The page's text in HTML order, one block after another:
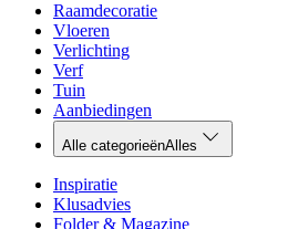
Raamdecoratie
Vloeren
Verlichting
Verf
Tuin
Aanbiedingen
Alle categorieënAlles
Inspiratie
Klusadvies
Folder & Magazine